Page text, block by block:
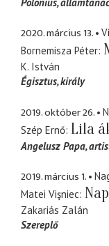
2020. március 13.
Bornemisza Péter
K. István
Égisztus király
2019. október 26.
Szép Ernő Lila
Angelusz Papa
2019. március 1.
Matei Vişniec
Zakariás Zalán
Szereplő